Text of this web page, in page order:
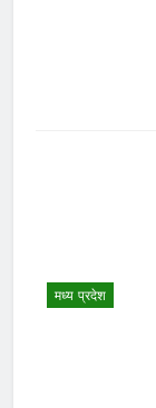
मध्य प्रदेश